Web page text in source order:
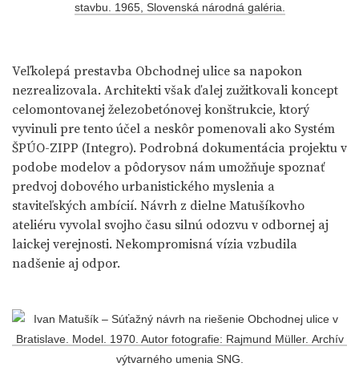
stavbu. 1965, Slovenská národná galéria.
Veľkolepá prestavba Obchodnej ulice sa napokon
nezrealizovala. Architekti však ďalej zužitkovali koncept
celomontovanej železobetónovej konštrukcie, ktorý
vyvinuli pre tento účel a neskôr pomenovali ako Systém
ŠPÚO-ZIPP (Integro). Podrobná dokumentácia projektu v
podobe modelov a pôdorysov nám umožňuje spoznať
predvoj dobového urbanistického myslenia a
staviteľských ambícií. Návrh z dielne Matušíkovho
ateliéru vyvolal svojho času silnú odozvu v odbornej aj
laickej verejnosti. Nekompromisná vízia vzbudila
nadšenie aj odpor.